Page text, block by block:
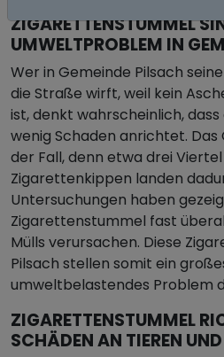
ZIGARETTENSTUMMEL
MWELTPROBLEM IN
Wer in Gemeinde Pilsach
die Straße wirft, weil kein
ist, denkt wahrscheinlich,
wenig Schaden anrichtet.
der Fall, denn etwa drei
Zigarettenkippen landen
Untersuchungen haben
Zigarettenstummel fast
Mülls verursachen. Diese
Pilsach stellen somit ein
umweltbelastendes Problem
ZIGARETTENSTUMMEL
CHÄDEN AN TIEREN UND